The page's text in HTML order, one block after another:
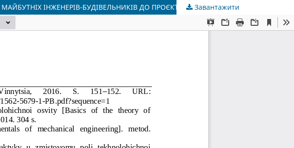
ІНЖЕНЕРІВ-БУДІВЕЛЬНИКІВ ДО ПРОЄКТНОЇ ДІЯЛЬНОСТІ
Завантажити